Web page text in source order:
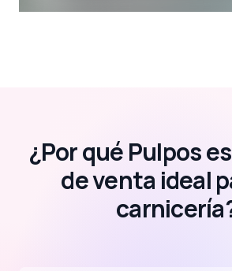
¿Por qué Pulpos
de venta ideal